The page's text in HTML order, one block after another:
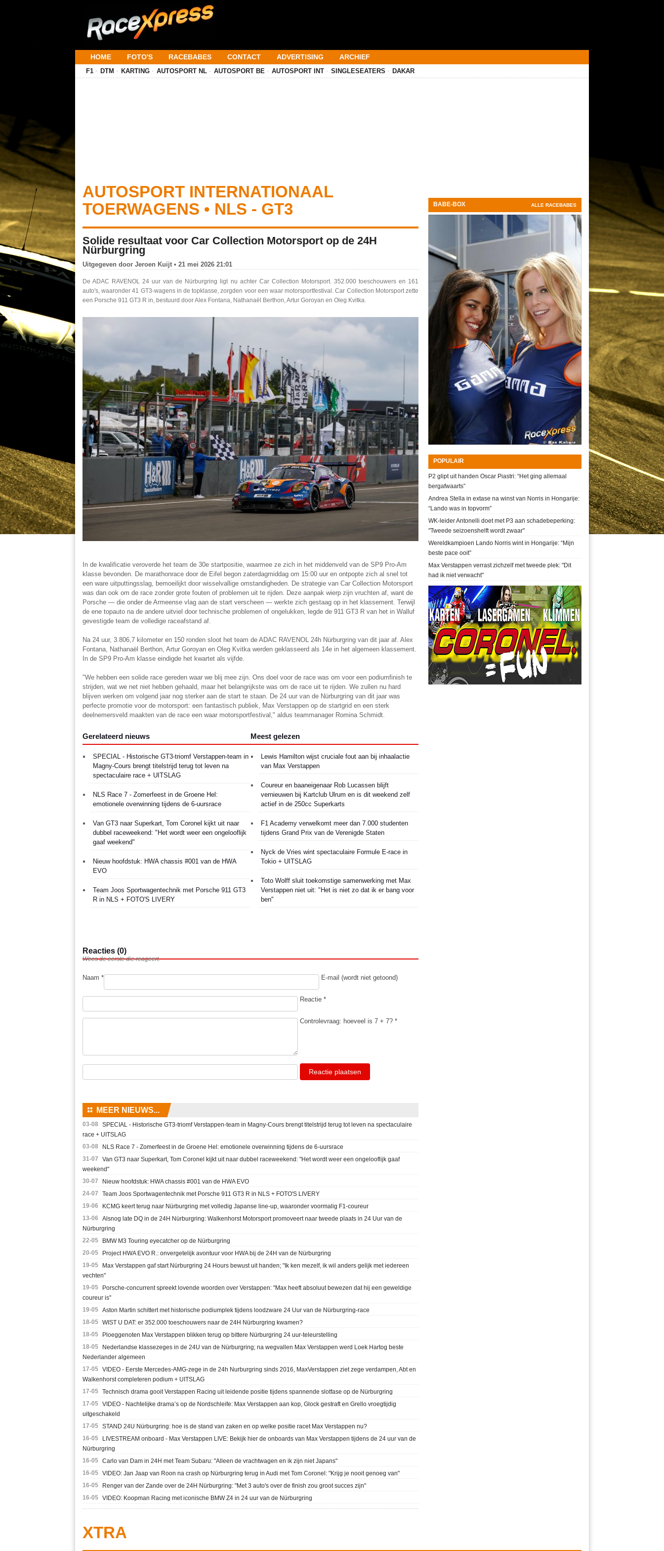
HOME FOTO'S RACEBABES CONTACT ADVERTISING ARCHIEF
F1 DTM KARTING AUTOSPORT NL AUTOSPORT BE AUTOSPORT INT SINGLESEATERS DAKAR
AUTOSPORT INTERNATIONAAL
TOERWAGENS • NLS - GT3
Solide resultaat voor Car Collection Motorsport op de 24H
Nürburgring
Uitgegeven door Jeroen Kuijt • 21 mei 2026 21:01
De ADAC RAVENOL 24 uur van de Nürburgring ligt nu achter Car Collection Motorsport. 352.000 toeschouwers en 161
auto's, waaronder 41 GT3-wagens in de topklasse, zorgden voor een waar motorsportfestival. Car Collection Motorsport zette
een Porsche 911 GT3 R in, bestuurd door Alex Fontana, Nathanaël Berthon, Artur Goroyan en Oleg Kvitka.
In de kwalificatie veroverde het team de 30e startpositie, waarmee ze zich in het middenveld van de SP9 Pro-Am
klasse bevonden. De marathonrace door de Eifel begon zaterdagmiddag om 15:00 uur en ontpopte zich al snel tot
een ware uitputtingsslag, bemoeilijkt door wisselvallige omstandigheden. De strategie van Car Collection Motorsport
was dan ook om de race zonder grote fouten of problemen uit te rijden. Deze aanpak wierp zijn vruchten af, want de
Porsche — die onder de Armeense vlag aan de start verscheen — werkte zich gestaag op in het klassement. Terwijl
de ene topauto na de andere uitviel door technische problemen of ongelukken, legde de 911 GT3 R van het in Walluf
gevestigde team de volledige raceafstand af.
Na 24 uur, 3.806,7 kilometer en 150 ronden sloot het team de ADAC RAVENOL 24h Nürburgring van dit jaar af. Alex
Fontana, Nathanaël Berthon, Artur Goroyan en Oleg Kvitka werden geklasseerd als 14e in het algemeen klassement.
In de SP9 Pro-Am klasse eindigde het kwartet als vijfde.
"We hebben een solide race gereden waar we blij mee zijn. Ons doel voor de race was om voor een podiumfinish te
strijden, wat we net niet hebben gehaald, maar het belangrijkste was om de race uit te rijden. We zullen nu hard
blijven werken om volgend jaar nog sterker aan de start te staan. De 24 uur van de Nürburgring van dit jaar was
perfecte promotie voor de motorsport: een fantastisch publiek, Max Verstappen op de startgrid en een sterk
deelnemersveld maakten van de race een waar motorsportfestival," aldus teammanager Romina Schmidt.
Gerelateerd nieuws
SPECIAL - Historische GT3-triomf Verstappen-team in
Magny-Cours brengt titelstrijd terug tot leven na
spectaculaire race + UITSLAG
NLS Race 7 - Zomerfeest in de Groene Hel:
emotionele overwinning tijdens de 6-uursrace
Van GT3 naar Superkart, Tom Coronel kijkt uit naar
dubbel raceweekend: "Het wordt weer een ongelooflijk
gaaf weekend"
Nieuw hoofdstuk: HWA chassis #001 van de HWA
EVO
Team Joos Sportwagentechnik met Porsche 911 GT3
R in NLS + FOTO'S LIVERY
Meest gelezen
Lewis Hamilton wijst cruciale fout aan bij inhaalactie
van Max Verstappen
Coureur en baaneigenaar Rob Lucassen blijft
vernieuwen bij Kartclub Ulrum en is dit weekend zelf
actief in de 250cc Superkarts
F1 Academy verwelkomt meer dan 7.000 studenten
tijdens Grand Prix van de Verenigde Staten
Nyck de Vries wint spectaculaire Formule E-race in
Tokio + UITSLAG
Toto Wolff sluit toekomstige samenwerking met Max
Verstappen niet uit: "Het is niet zo dat ik er bang voor
ben"
Reacties (0)
Wees de eerste die reageert.
Naam * E-mail (wordt niet getoond)
Reactie *
Controlevraag: hoeveel is 7 + 7? *
Reactie plaatsen
⚏ MEER NIEUWS...
03-08 SPECIAL - Historische GT3-triomf Verstappen-team in Magny-Cours brengt titelstrijd terug tot leven na spectaculaire
race + UITSLAG
03-08
NLS Race 7 - Zomerfeest in de Groene Hel: emotionele overwinning tijdens de 6-uursrace
31-07
Van GT3 naar Superkart, Tom Coronel kijkt uit naar dubbel raceweekend: "Het wordt weer een ongelooflijk gaaf
weekend"
30-07
Nieuw hoofdstuk: HWA chassis #001 van de HWA EVO
24-07
Team Joos Sportwagentechnik met Porsche 911 GT3 R in NLS + FOTO'S LIVERY
19-06
KCMG keert terug naar Nürburgring met volledig Japanse line-up, waaronder voormalig F1-coureur
13-06
Alsnog late DQ in de 24H Nürburgring: Walkenhorst Motorsport promoveert naar tweede plaats in 24 Uur van de
Nürburgring
22-05
BMW M3 Touring eyecatcher op de Nürburgring
20-05
Project HWA EVO R.: onvergetelijk avontuur voor HWA bij de 24H van de Nürburgring
19-05
Max Verstappen gaf start Nürburgring 24 Hours bewust uit handen; "Ik ken mezelf, ik wil anders gelijk met iedereen
vechten"
19-05
Porsche-concurrent spreekt lovende woorden over Verstappen: "Max heeft absoluut bewezen dat hij een geweldige
coureur is"
19-05 Aston Martin schittert met historische podiumplek tijdens loodzware 24 Uur van de Nürburgring-race
18-05 WIST U DAT: er 352.000 toeschouwers naar de 24H Nürburgring kwamen?
18-05
Ploeggenoten Max Verstappen blikken terug op bittere Nürburgring 24 uur-teleurstelling
18-05
Nederlandse klassezeges in de 24U van de Nürburgring; na wegvallen Max Verstappen werd Loek Hartog beste
Nederlander algemeen
17-05 VIDEO - Eerste Mercedes-AMG-zege in de 24h Nurburgring sinds 2016, MaxVerstappen ziet zege verdampen, Abt en
Walkenhorst completeren podium + UITSLAG
17-05 Technisch drama gooit Verstappen Racing uit leidende positie tijdens spannende slotfase op de Nürburgring
17-05 VIDEO - Nachtelijke drama’s op de Nordschleife: Max Verstappen aan kop, Glock gestraft en Grello vroegtijdig
uitgeschakeld
17-05 STAND 24U Nürburgring: hoe is de stand van zaken en op welke positie racet Max Verstappen nu?
16-05
LIVESTREAM onboard - Max Verstappen LIVE: Bekijk hier de onboards van Max Verstappen tijdens de 24 uur van de
Nürburgring
16-05 Carlo van Dam in 24H met Team Subaru: "Alleen de vrachtwagen en ik zijn niet Japans"
16-05 VIDEO: Jan Jaap van Roon na crash op Nürburgring terug in Audi met Tom Coronel: "Krijg je nooit genoeg van"
16-05
Renger van der Zande over de 24H Nürburgring: "Met 3 auto's over de finish zou groot succes zijn"
16-05 VIDEO: Koopman Racing met iconische BMW Z4 in 24 uur van de Nürburgring
BABE-BOX ALLE RACEBABES
POPULAIR
P2 glipt uit handen Oscar Piastri: “Het ging allemaal
bergafwaarts”
Andrea Stella in extase na winst van Norris in Hongarije:
“Lando was in topvorm”
WK-leider Antonelli doet met P3 aan schadebeperking:
"Tweede seizoenshelft wordt zwaar"
Wereldkampioen Lando Norris wint in Hongarije: “Mijn
beste pace ooit”
Max Verstappen verrast zichzelf met tweede plek: "Dit
had ik niet verwacht"
XTRA